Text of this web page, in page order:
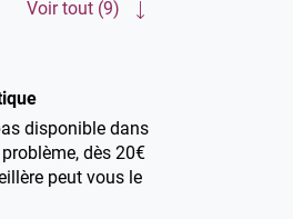
Voir tout (9)
disponible dans
dès 20€
peut vous le